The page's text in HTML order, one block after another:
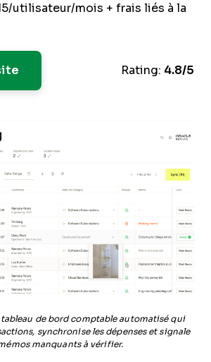
utilisateur/mois + frais liés à la
Rating: 4.8/5
de bord comptable automatisé qui
synchronise les dépenses et signale
manquants à vérifier.